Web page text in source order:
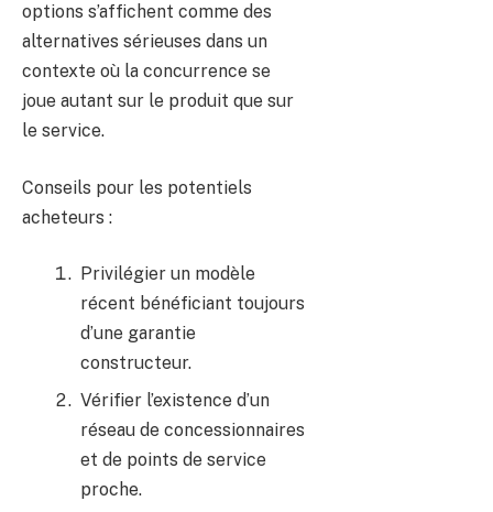
options s’affichent comme des
alternatives sérieuses dans un
contexte où la concurrence se
joue autant sur le produit que sur
le service.
Conseils pour les potentiels
acheteurs :
Privilégier un modèle
récent bénéficiant toujours
d’une garantie
constructeur.
Vérifier l’existence d’un
réseau de concessionnaires
et de points de service
proche.